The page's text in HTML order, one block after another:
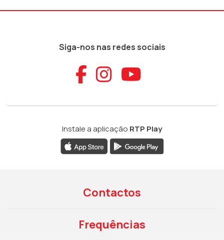
Siga-nos nas redes sociais
Aceder ao
Aceder ao
Aceder
Instale a aplicação RTP Play
Contactos
Frequências